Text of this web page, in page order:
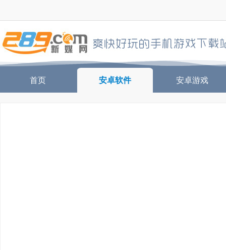
首页 安卓软件 安卓游戏